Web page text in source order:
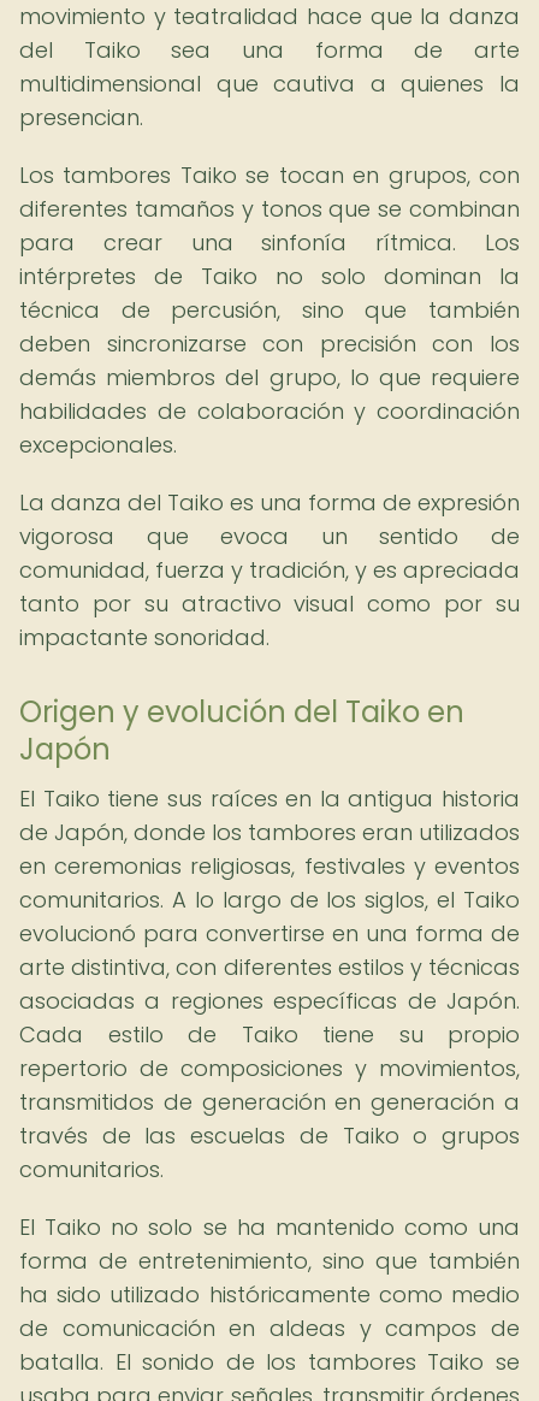
movimiento y teatralidad hace que la danza
del Taiko sea una forma de arte
multidimensional que cautiva a quienes la
presencian.
Los tambores Taiko se tocan en grupos, con
diferentes tamaños y tonos que se combinan
para crear una sinfonía rítmica. Los
intérpretes de Taiko no solo dominan la
técnica de percusión, sino que también
deben sincronizarse con precisión con los
demás miembros del grupo, lo que requiere
habilidades de colaboración y coordinación
excepcionales.
La danza del Taiko es una forma de expresión
vigorosa que evoca un sentido de
comunidad, fuerza y tradición, y es apreciada
tanto por su atractivo visual como por su
impactante sonoridad.
Origen y evolución del Taiko en
Japón
El Taiko tiene sus raíces en la antigua historia
de Japón, donde los tambores eran utilizados
en ceremonias religiosas, festivales y eventos
comunitarios. A lo largo de los siglos, el Taiko
evolucionó para convertirse en una forma de
arte distintiva, con diferentes estilos y técnicas
asociadas a regiones específicas de Japón.
Cada estilo de Taiko tiene su propio
repertorio de composiciones y movimientos,
transmitidos de generación en generación a
través de las escuelas de Taiko o grupos
comunitarios.
El Taiko no solo se ha mantenido como una
forma de entretenimiento, sino que también
ha sido utilizado históricamente como medio
de comunicación en aldeas y campos de
batalla. El sonido de los tambores Taiko se